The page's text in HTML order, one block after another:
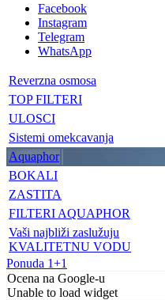
Facebook
Instagram
Telegram
WhatsApp
Reverzna osmosa
TOP FILTERI
ULOSCI
Sistemi omekcavanja
Aquaphor
BOKALI
ZASTITA
FILTERI AQUAPHOR
Vaši najbliži zaslužuju
KVALITETNU VODU
Ponuda 1+1
Ocena na Google-u
Unable to load widget